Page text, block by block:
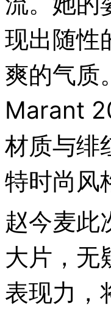
现出随性
爽的气质
Marant
材质与绯
特时尚风
赵今麦此
大片，无
表现力，